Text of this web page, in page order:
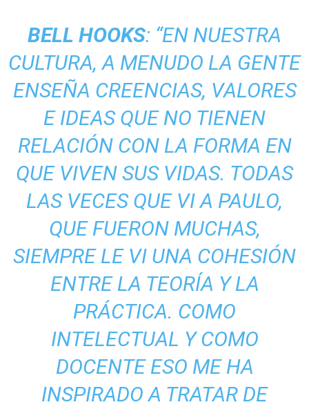
BELL HOOKS: “EN NUESTRA
CULTURA, A MENUDO LA GENTE
ENSEÑA CREENCIAS, VALORES
E IDEAS QUE NO TIENEN
RELACIÓN CON LA FORMA EN
QUE VIVEN SUS VIDAS. TODAS
LAS VECES QUE VI A PAULO,
QUE FUERON MUCHAS,
SIEMPRE LE VI UNA COHESIÓN
ENTRE LA TEORÍA Y LA
PRÁCTICA. COMO
INTELECTUAL Y COMO
DOCENTE ESO ME HA
INSPIRADO A TRATAR DE